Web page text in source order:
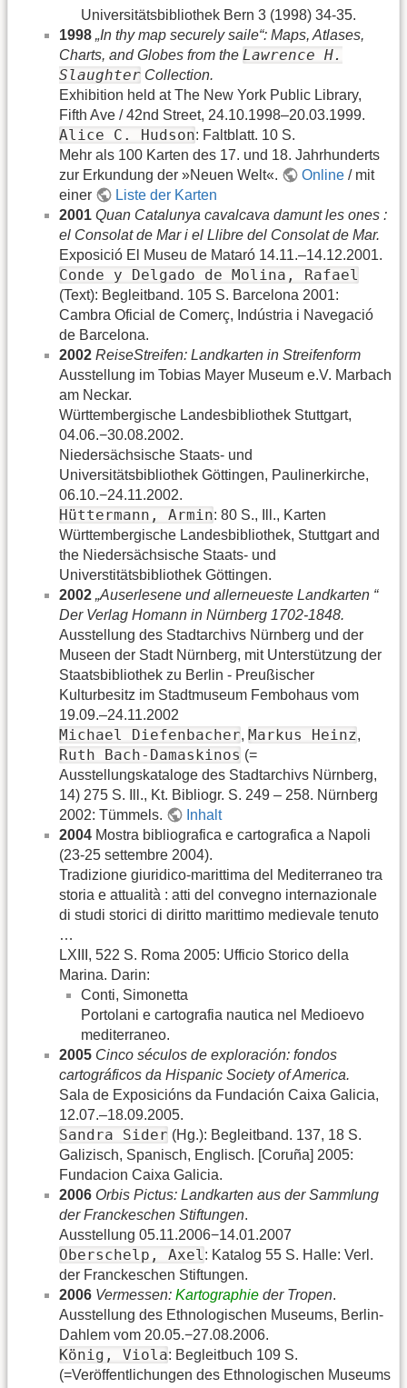
Universitätsbibliothek Bern 3 (1998) 34-35.
1998 „In thy map securely saile“: Maps, Atlases,
Charts, and Globes from the Lawrence H.
Slaughter Collection.
Exhibition held at The New York Public Library,
Fifth Ave / 42nd Street, 24.10.1998–20.03.1999.
Alice C. Hudson: Faltblatt. 10 S.
Mehr als 100 Karten des 17. und 18. Jahrhunderts
zur Erkundung der »Neuen Welt«.
Online / mit
einer
Liste der Karten
2001 Quan Catalunya cavalcava damunt les ones :
el Consolat de Mar i el Llibre del Consolat de Mar.
Exposició El Museu de Mataró 14.11.–14.12.2001.
Conde y Delgado de Molina, Rafael
(Text): Begleitband. 105 S. Barcelona 2001:
Cambra Oficial de Comerç, Indústria i Navegació
de Barcelona.
2002 ReiseStreifen: Landkarten in Streifenform
Ausstellung im Tobias Mayer Museum e.V. Marbach
am Neckar.
Württembergische Landesbibliothek Stuttgart,
04.06.−30.08.2002.
Niedersächsische Staats- und
Universitätsbibliothek Göttingen, Paulinerkirche,
06.10.−24.11.2002.
Hüttermann, Armin: 80 S., Ill., Karten
Württembergische Landesbibliothek, Stuttgart and
the Niedersächsische Staats- und
Universtitätsbibliothek Göttingen.
2002 „Auserlesene und allerneueste Landkarten “
Der Verlag Homann in Nürnberg 1702-1848.
Ausstellung des Stadtarchivs Nürnberg und der
Museen der Stadt Nürnberg, mit Unterstützung der
Staatsbibliothek zu Berlin - Preußischer
Kulturbesitz im Stadtmuseum Fembohaus vom
19.09.–24.11.2002
Michael Diefenbacher, Markus Heinz,
Ruth Bach-Damaskinos (=
Ausstellungskataloge des Stadtarchivs Nürnberg,
14) 275 S. Ill., Kt. Bibliogr. S. 249 – 258. Nürnberg
2002: Tümmels.
Inhalt
2004 Mostra bibliografica e cartografica a Napoli
(23-25 settembre 2004).
Tradizione giuridico-marittima del Mediterraneo tra
storia e attualità : atti del convegno internazionale
di studi storici di diritto marittimo medievale tenuto
…
LXIII, 522 S. Roma 2005: Ufficio Storico della
Marina. Darin:
Conti, Simonetta
Portolani e cartografia nautica nel Medioevo
mediterraneo.
2005 Cinco séculos de exploración: fondos
cartográficos da Hispanic Society of America.
Sala de Exposicións da Fundación Caixa Galicia,
12.07.–18.09.2005.
Sandra Sider (Hg.): Begleitband. 137, 18 S.
Galizisch, Spanisch, Englisch. [Coruña] 2005:
Fundacion Caixa Galicia.
2006 Orbis Pictus: Landkarten aus der Sammlung
der Franckeschen Stiftungen.
Ausstellung 05.11.2006−14.01.2007
Oberschelp, Axel: Katalog 55 S. Halle: Verl.
der Franckeschen Stiftungen.
2006 Vermessen: Kartographie der Tropen.
Ausstellung des Ethnologischen Museums, Berlin-
Dahlem vom 20.05.−27.08.2006.
König, Viola: Begleitbuch 109 S.
(=Veröffentlichungen des Ethnologischen Museums